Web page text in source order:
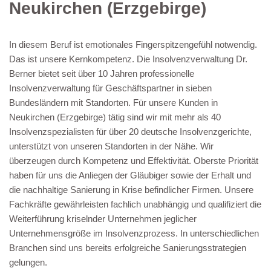
Neukirchen (Erzgebirge)
In diesem Beruf ist emotionales Fingerspitzengefühl notwendig.
Das ist unsere Kernkompetenz. Die Insolvenzverwaltung Dr.
Berner bietet seit über 10 Jahren professionelle
Insolvenzverwaltung für Geschäftspartner in sieben
Bundesländern mit Standorten. Für unsere Kunden in
Neukirchen (Erzgebirge) tätig sind wir mit mehr als 40
Insolvenzspezialisten für über 20 deutsche Insolvenzgerichte,
unterstützt von unseren Standorten in der Nähe. Wir
überzeugen durch Kompetenz und Effektivität. Oberste Priorität
haben für uns die Anliegen der Gläubiger sowie der Erhalt und
die nachhaltige Sanierung in Krise befindlicher Firmen. Unsere
Fachkräfte gewährleisten fachlich unabhängig und qualifiziert die
Weiterführung kriselnder Unternehmen jeglicher
Unternehmensgröße im Insolvenzprozess. In unterschiedlichen
Branchen sind uns bereits erfolgreiche Sanierungsstrategien
gelungen.